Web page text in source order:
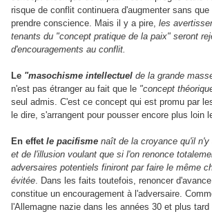
risque de conflit continuera d'augmenter sans que
prendre conscience. Mais il y a pire, les
tenants du "concept pratique de la paix" seront
d'encouragements au conflit.
Le "masochisme intellectuel de la grande
n'est pas étranger au fait que le "concept
seul admis. C'est ce concept qui est promu par
le dire, s'arrangent pour pousser encore plus loin
En effet le pacifisme naît de la croyance qu'il
et de l'illusion voulant que si l'on renonce
adversaires potentiels finiront par faire le même
évitée. Dans les faits toutefois, renoncer
constitue un encouragement à l'adversaire.
l'Allemagne nazie dans les années 30 et plus